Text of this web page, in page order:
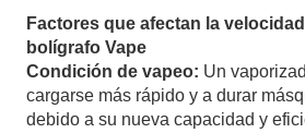
Factores que afectan la
bolígrafo Vape
Condición de vapeo: Un
cargarse más rápido y a durar más
debido a su nueva capacidad y